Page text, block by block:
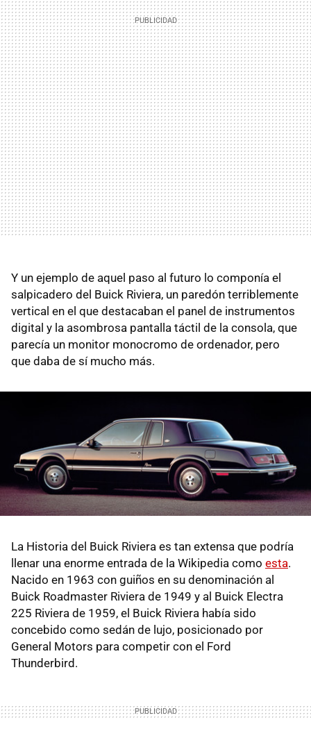
Y un ejemplo de aquel paso al futuro lo componía el
salpicadero del Buick Riviera, un paredón terriblemente
vertical en el que destacaban el panel de instrumentos
digital y la asombrosa pantalla táctil de la consola, que
parecía un monitor monocromo de ordenador, pero
que daba de sí mucho más.
La Historia del Buick Riviera es tan extensa que podría
llenar una enorme entrada de la Wikipedia como esta.
Nacido en 1963 con guiños en su denominación al
Buick Roadmaster Riviera de 1949 y al Buick Electra
225 Riviera de 1959, el Buick Riviera había sido
concebido como sedán de lujo, posicionado por
General Motors para competir con el Ford
Thunderbird.